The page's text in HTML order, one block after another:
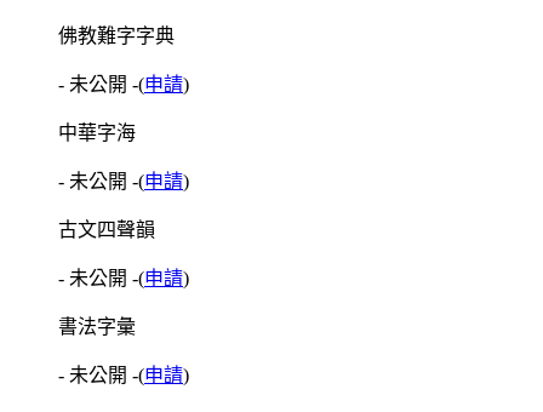
佛教難字字典
- 未公開 -(申請)
中華字海
- 未公開 -(申請)
古文四聲韻
- 未公開 -(申請)
書法字彙
- 未公開 -(申請)